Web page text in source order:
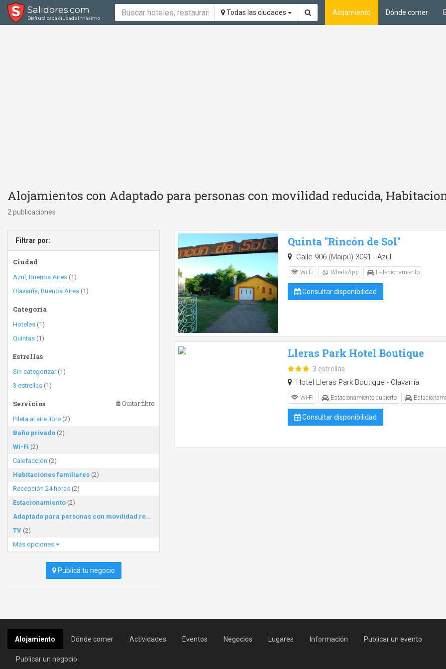
Salidores.com
Disfrutá cada ciudad al máximo
Todas las ciudades Alojamiento Dónde comer
Alojamientos con Adaptado para personas con movilidad reducida,
2 publicaciones
Filtrar por:
Ciudad
Azul, Buenos Aires (1)
Olavarría, Buenos Aires (1)
Categoría
Hoteles (1)
Quintas (1)
Estrellas
Sin categorizar(1)
3 estrellas (1)
Servicios Quitar filtro
Pileta al aire libre (2)
Baño privado (2)
Wi-Fi (2)
Calefacción (2)
Habitaciones familiares (2)
Recepción 24 horas (2)
Estacionamiento (2)
Adaptado para personas con movilidad reducida
TV (2)
Más opciones
Publicá tu negocio
Quinta "Rincón de Sol"
Calle 906 (Maipú) 3091 - Azul
Wi-Fi WhatsApp Estacionamiento
Consultar disponibilidad
Lleras Park Hotel Boutique
3 estrellas
Hotel Lleras Park Boutique - Olavarría
Wi-Fi Estacionamiento cubierto
Consultar disponibilidad
Alojamiento Dónde comer Actividades Eventos Negocios Lugares Información Publicar un evento
Publicar un negocio